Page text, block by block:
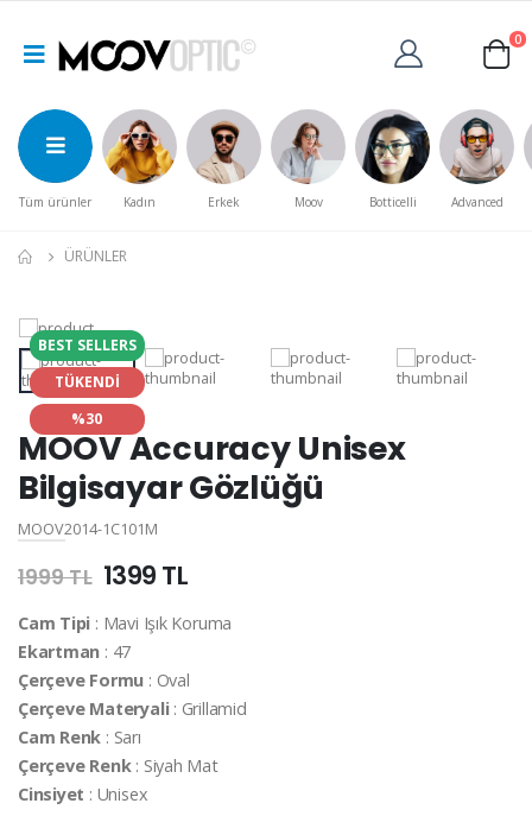
0
Tüm ürünler Kadın Erkek Moov Botticelli Advanced
ÜRÜNLER
BEST SELLERS
TÜKENDİ
%30
MOOV Accuracy Unisex
Bilgisayar Gözlüğü
MOOV2014-1C101M
1999 TL 1399 TL
Cam Tipi : Mavi Işık Koruma
Ekartman : 47
Çerçeve Formu : Oval
Çerçeve Materyali: Grillamid
Cam Renk : Sarı
Çerçeve Renk: Siyah Mat
Cinsiyet : Unisex